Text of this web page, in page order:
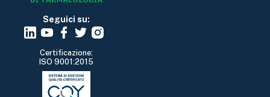
Seguici su:
Certificazione:
ISO 9001:2015